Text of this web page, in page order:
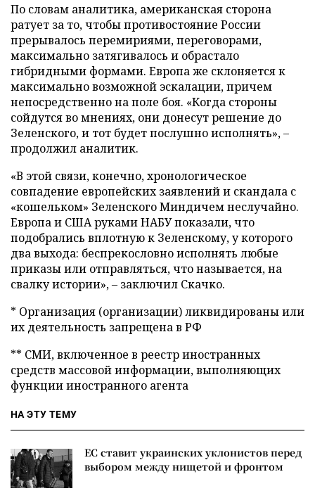
По словам аналитика, американская сторона
ратует за то, чтобы противостояние России
прерывалось перемириями, переговорами,
максимально затягивалось и обрастало
гибридными формами. Европа же склоняется к
максимально возможной эскалации, причем
непосредственно на поле боя. «Когда стороны
сойдутся во мнениях, они донесут решение до
Зеленского, и тот будет послушно исполнять», –
продолжил аналитик.
«В этой связи, конечно, хронологическое
совпадение европейских заявлений и скандала с
«кошельком» Зеленского Миндичем неслучайно.
Европа и США руками НАБУ показали, что
подобрались вплотную к Зеленскому, у которого
два выхода: беспрекословно исполнять любые
приказы или отправляться, что называется, на
свалку истории», – заключил Скачко.
* Организация (организации) ликвидированы или
их деятельность запрещена в РФ
** СМИ, включенное в реестр иностранных
средств массовой информации, выполняющих
функции иностранного агента
НА ЭТУ ТЕМУ
ЕС ставит украинских уклонистов перед
выбором между нищетой и фронтом